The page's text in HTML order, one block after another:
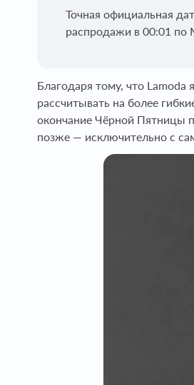
Точная официальная
распродажи в 00:01 по
Благодаря тому, что Lamoda
рассчитывать на более
окончание Чёрной Пятницы
позже — исключительно с